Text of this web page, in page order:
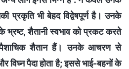
प्रकृति भी बेहद विद्वेषपूर्ण है। उनके
शैतानी स्वभाव को प्रकट करते
शैतान हैं। उनके आचरण से
विघ्न पैदा होता है; इससे भाई-बहनों के